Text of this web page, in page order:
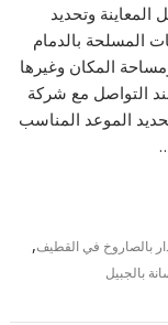
وتحديد
المسلحة بالدمام
المكان وغيرها
التواصل مع شركة
الموعد المناسب
بالصاروخ في القطيف,
بالجبيل